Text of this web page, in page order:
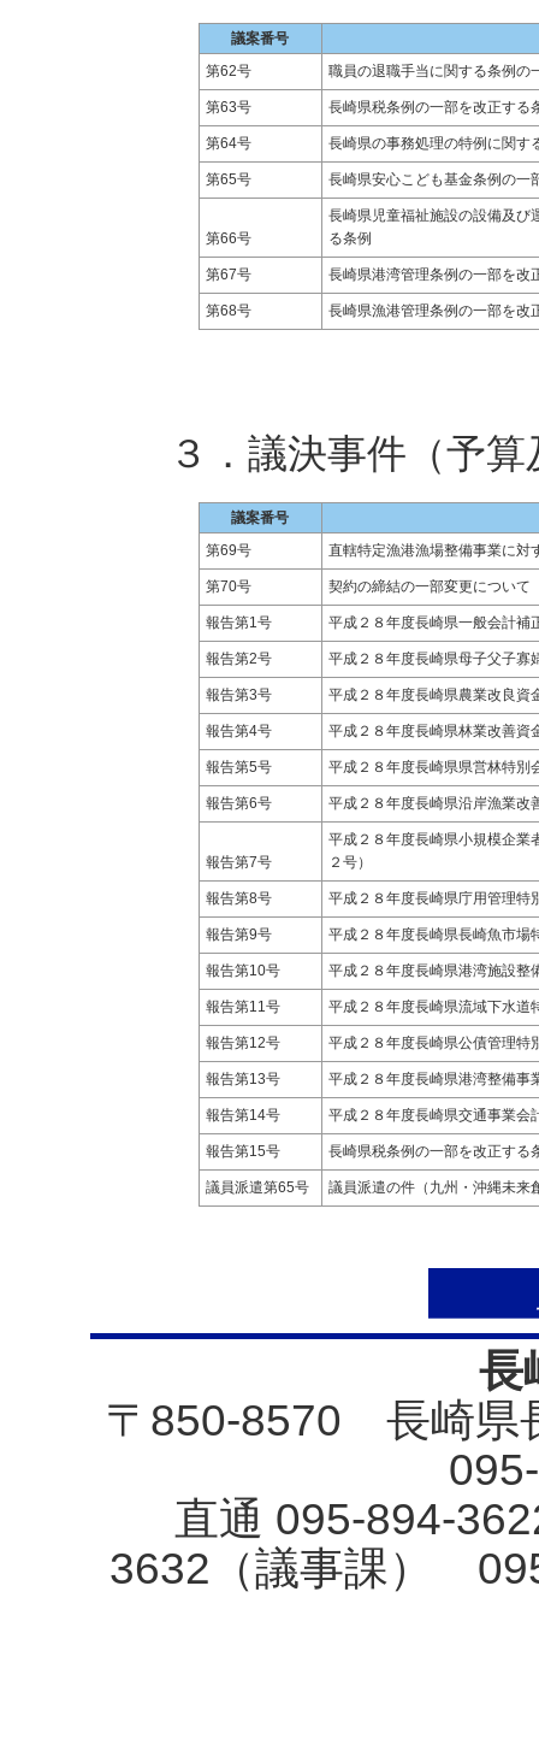
議案番号
第62号
職員の退職手当に関する条例の
第63号 長崎県税条例の一部を改正する
第64号 長崎県の事務処理の特例に関す
第65号 長崎県安心こども基金条例の一
第66号
長崎県児童福祉施設の設備及び
る条例
第67号 長崎県港湾管理条例の一部を改
第68号 長崎県漁港管理条例の一部を改
３．議決事件（予
議案番号
第69号
直轄特定漁港漁場整備事業に対
第70号 契約の締結の一部変更について
報告第1号 平成２８年度長崎県一般会計補
報告第2号 平成２８年度長崎県母子父子寡
報告第3号 平成２８年度長崎県農業改良資
報告第4号 平成２８年度長崎県林業改善資
報告第5号 平成２８年度長崎県県営林特別
報告第6号 平成２８年度長崎県沿岸漁業改
報告第7号
平成２８年度長崎県小規模企業
２号）
報告第8号 平成２８年度長崎県庁用管理特
報告第9号 平成２８年度長崎県長崎魚市場
報告第10号 平成２８年度長崎県港湾施設整
報告第11号 平成２８年度長崎県流域下水道
報告第12号 平成２８年度長崎県公債管理特
報告第13号 平成２８年度長崎県港湾整備事
報告第14号 平成２８年度長崎県交通事業会
報告第15号 長崎県税条例の一部を改正する
議員派遣第65号 議員派遣の件（九州・沖縄未
長
〒850-8570 長崎県
直通 095-894-
3632（議事課）